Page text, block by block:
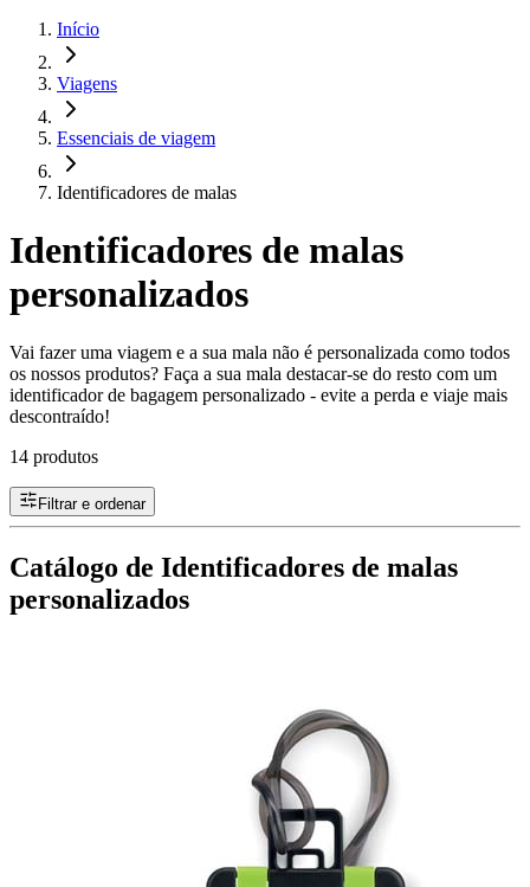
Início
Viagens
Essenciais de viagem
Identificadores de malas
Identificadores de malas
personalizados
Vai fazer uma viagem e a sua mala não é personalizada como todos
os nossos produtos? Faça a sua mala destacar-se do resto com um
identificador de bagagem personalizado - evite a perda e viaje mais
descontraído!
14 produtos
Filtrar e ordenar
Catálogo de Identificadores de malas
personalizados